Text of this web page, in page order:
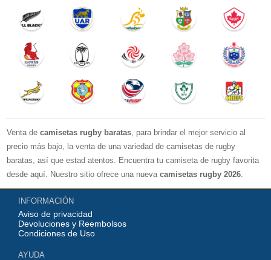
Venta de camisetas rugby baratas, para brindar el mejor servicio al
precio más bajo, la venta de una variedad de camisetas de rugby
baratas, así que estad atentos. Encuentra tu camiseta de rugby favorita
desde aquí. Nuestro sitio ofrece una nueva camisetas rugby 2026.
Disponible en una variedad de estilos y tamaños ¡Compre camisetas de
rugby baratas en línea!
INFORMACIÓN
Aviso de privacidad
Devoluciones y Reembolsos
Condiciones de Uso
AYUDA